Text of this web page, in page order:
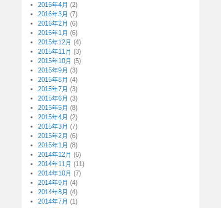
2016年4月 (2)
2016年3月 (7)
2016年2月 (6)
2016年1月 (6)
2015年12月 (4)
2015年11月 (3)
2015年10月 (5)
2015年9月 (3)
2015年8月 (4)
2015年7月 (3)
2015年6月 (3)
2015年5月 (8)
2015年4月 (2)
2015年3月 (7)
2015年2月 (6)
2015年1月 (8)
2014年12月 (6)
2014年11月 (11)
2014年10月 (7)
2014年9月 (4)
2014年8月 (4)
2014年7月 (1)